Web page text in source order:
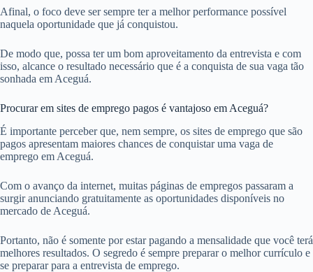
Afinal, o foco deve ser sempre ter a melhor performance possível
naquela oportunidade que já conquistou.
De modo que, possa ter um bom aproveitamento da entrevista e com
isso, alcance o resultado necessário que é a conquista de sua vaga tão
sonhada em Aceguá.
Procurar em sites de emprego pagos é vantajoso em Aceguá?
É importante perceber que, nem sempre, os sites de emprego que são
pagos apresentam maiores chances de conquistar uma vaga de
emprego em Aceguá.
Com o avanço da internet, muitas páginas de empregos passaram a
surgir anunciando gratuitamente as oportunidades disponíveis no
mercado de Aceguá.
Portanto, não é somente por estar pagando a mensalidade que você terá
melhores resultados. O segredo é sempre preparar o melhor currículo e
se preparar para a entrevista de emprego.